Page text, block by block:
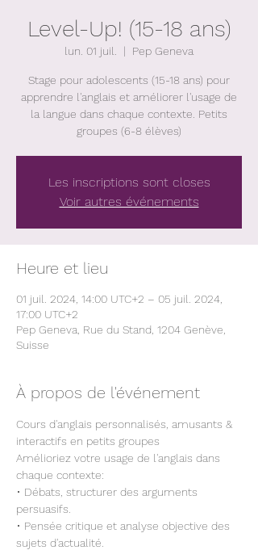
Level-Up! (15-18 ans)
lun. 01 juil.
  |
Pep Geneva
Stage pour adolescents (15-18 ans) pour
apprendre l'anglais et améliorer l'usage de
la langue dans chaque contexte. Petits
groupes (6-8 élèves)
Les inscriptions sont closes
Voir autres événements
Heure et lieu
01 juil. 2024, 14:00 UTC+2 – 05 juil. 2024,
17:00 UTC+2
Pep Geneva, Rue du Stand, 1204 Genève,
Suisse
À propos de l'événement
Cours d'anglais personnalisés, amusants &
interactifs en petits groupes
Amélioriez votre usage de l'anglais dans
chaque contexte:
• Débats, structurer des arguments
persuasifs.
• Pensée critique et analyse objective des
sujets d'actualité.